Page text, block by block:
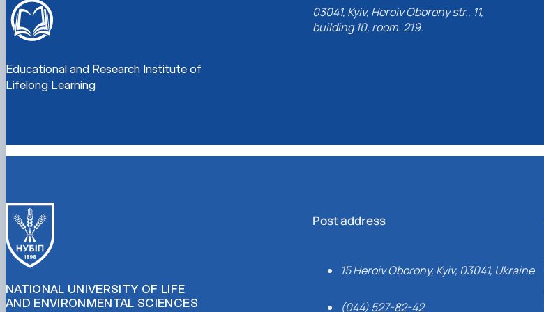
Educational and Research Institute of
Lifelong Learning
03041, Kyiv, Heroiv Oborony str., 11,
building 10, room. 219.
NATIONAL UNIVERSITY OF LIFE
AND ENVIRONMENTAL SCIENCES
Post address
15 Heroiv Oborony, Kyiv, 03041, Ukraine
(044) 527-82-42